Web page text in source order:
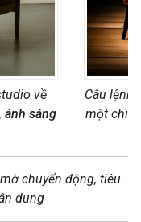
về
ánh sáng
Câu
một
chuyển động, tiêu
dung